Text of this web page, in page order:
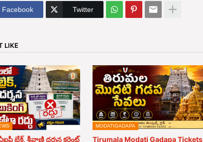
Facebook Twitter
LIKE
బ్రేక్, శ్రీవాణి దర్శన కరెంట్
MODATIGADAPA
Tirumala Modati Gadapa Tickets